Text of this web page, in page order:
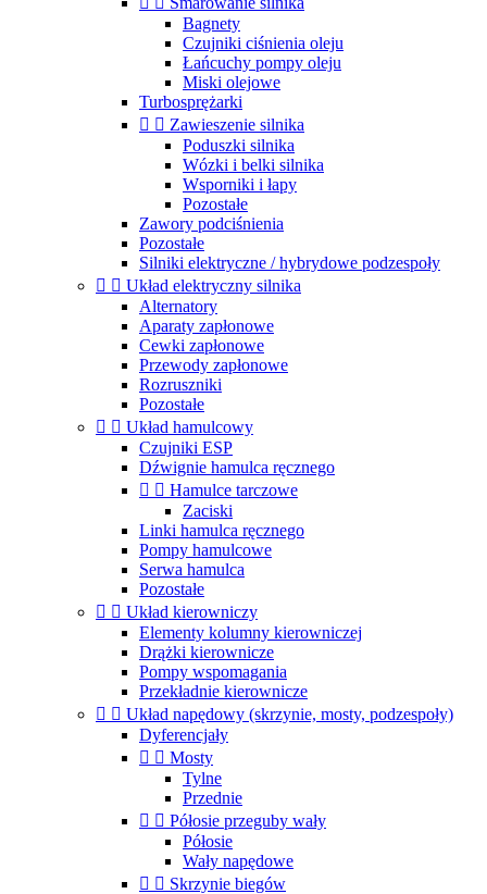
Bagnety
Czujniki ciśnienia oleju
Łańcuchy pompy oleju
Miski olejowe
Turbosprężarki
  Zawieszenie silnika
Poduszki silnika
Wózki i belki silnika
Wsporniki i łapy
Pozostałe
Zawory podciśnienia
Pozostałe
Silniki elektryczne / hybrydowe podzespoły
  Układ elektryczny silnika
Alternatory
Aparaty zapłonowe
Cewki zapłonowe
Przewody zapłonowe
Rozruszniki
Pozostałe
  Układ hamulcowy
Czujniki ESP
Dźwignie hamulca ręcznego
  Hamulce tarczowe
Zaciski
Linki hamulca ręcznego
Pompy hamulcowe
Serwa hamulca
Pozostałe
  Układ kierowniczy
Elementy kolumny kierowniczej
Drążki kierownicze
Pompy wspomagania
Przekładnie kierownicze
  Układ napędowy (skrzynie, mosty, podzespoły)
Dyferencjały
  Mosty
Tylne
Przednie
  Półosie przeguby wały
Półosie
Wały napędowe
  Skrzynie biegów